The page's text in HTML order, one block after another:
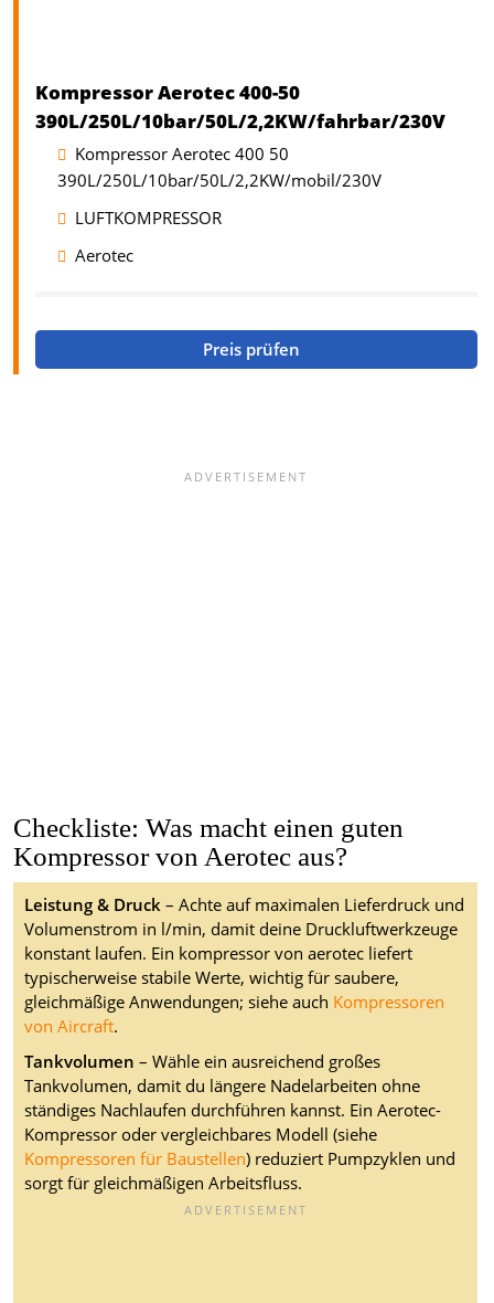
Kompressor Aerotec 400-50
390L/250L/10bar/50L/2,2KW/fahrbar/230V
Kompressor Aerotec 400 50
390L/250L/10bar/50L/2,2KW/mobil/230V
LUFTKOMPRESSOR
Aerotec
Preis prüfen
Checkliste: Was macht einen guten
Kompressor von Aerotec aus?
Leistung & Druck– Achte auf maximalen Lieferdruck und
Volumenstrom in l/min, damit deine Druckluftwerkzeuge
konstant laufen. Ein kompressor von aerotec liefert
typischerweise stabile Werte, wichtig für saubere,
gleichmäßige Anwendungen; siehe auch Kompressoren
von Aircraft.
Tankvolumen – Wähle ein ausreichend großes
Tankvolumen, damit du längere Nadelarbeiten ohne
ständiges Nachlaufen durchführen kannst. Ein Aerotec-
Kompressor oder vergleichbares Modell (siehe
Kompressoren für Baustellen) reduziert Pumpzyklen und
sorgt für gleichmäßigen Arbeitsfluss.